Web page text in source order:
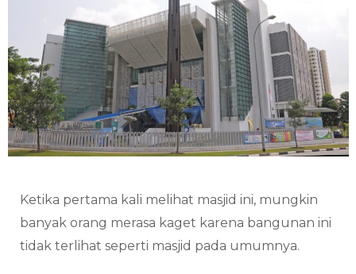
Ketika pertama kali melihat masjid ini, mungkin
banyak orang merasa kaget karena bangunan ini
tidak terlihat seperti masjid pada umumnya.